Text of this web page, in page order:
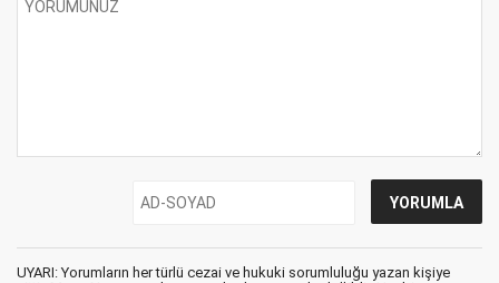
UYARI: Yorumların her türlü cezai ve hukuki sorumluluğu yazan kişiye